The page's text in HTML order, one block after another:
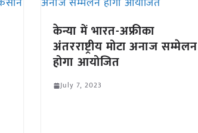
केन्या में भारत-अफ्रीका
अंतरराष्ट्रीय मोटा अनाज सम्मेलन
होगा आयोजित
July 7, 2023